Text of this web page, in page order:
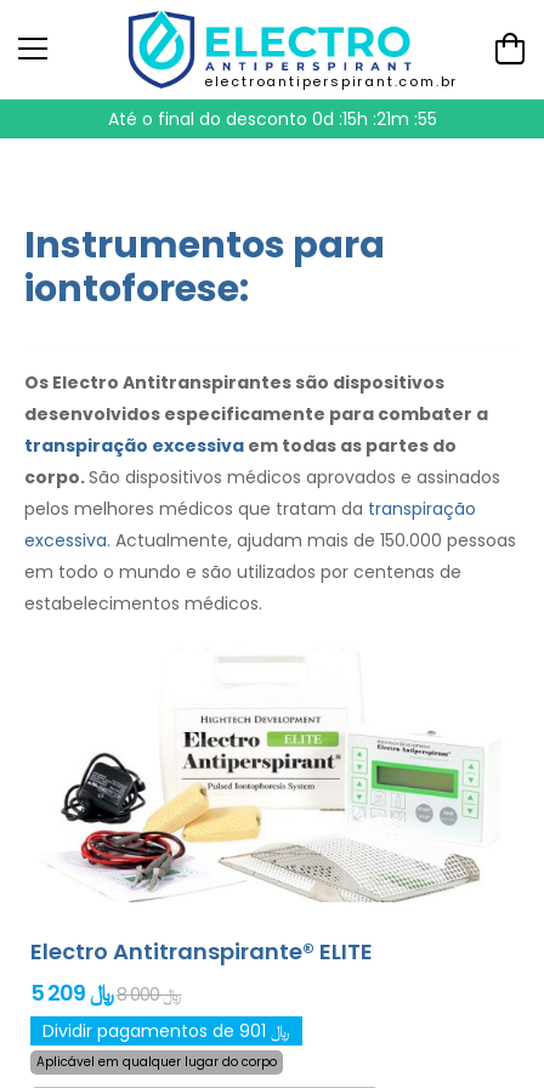
electroantiperspirant.com.br
Até o final do desconto 0d :15h :21m :54
Instrumentos para
iontoforese:
Os Electro Antitranspirantes são dispositivos
desenvolvidos especificamente para combater a
transpiração excessiva em todas as partes do
corpo.São dispositivos médicos aprovados e assinados
pelos melhores médicos que tratam da transpiração
excessiva. Actualmente, ajudam mais de 150.000 pessoas
em todo o mundo e são utilizados por centenas de
estabelecimentos médicos.
Electro Antitranspirante® ELITE
5 209 ﷼
8 000 ﷼
Dividir pagamentos de 901 ﷼
Aplicável em qualquer lugar do corpo